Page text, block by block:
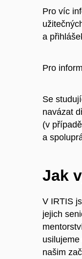
Pro víc
a
Pro
Se
navázat
(v
a
Jak
V IRTIS
jejich
našim